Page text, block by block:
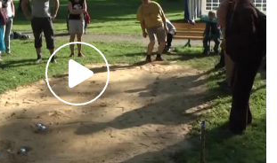
Přehrát
video